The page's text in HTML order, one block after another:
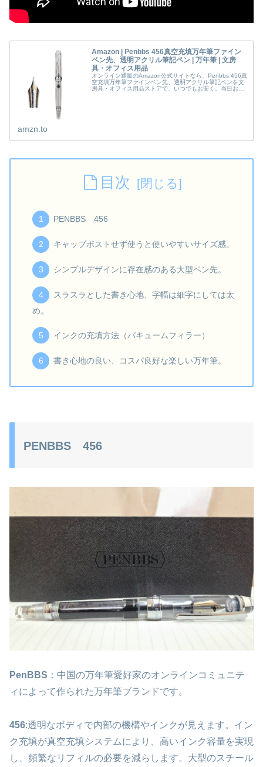
Amazon | Penbbs 456真空充填万年筆ファイン
ペン先、透明アクリル筆記ペン | 万年筆 | 文房
具・オフィス用品
オンライン通販のAmazon公式サイトなら、Penbbs 456真
空充填万年筆ファインペン先、透明アクリル筆記ペンを文
房具・オフィス用品ストアで、いつでもお安く。当日お急
amzn.to
目次
PENBBS 456
キャップポストせず使うと使いやすいサイズ感。
シンプルデザインに存在感のある大型ペン先。
スラスラとした書き心地、字幅は細字にしては太
め。
インクの充填方法（バキュームフィラー）
書き心地の良い、コスパ良好な楽しい万年筆。
PENBBS 456
PenBBS ：中国の万年筆愛好家のオンラインコミュニテ
ィによって作られた万年筆ブランドです。
456:透明なボディで内部の機構やインクが見えます。イン
ク充填が真空充填システムにより、高いインク容量を実現
し、頻繁なリフィルの必要を減らします。大型のスチール